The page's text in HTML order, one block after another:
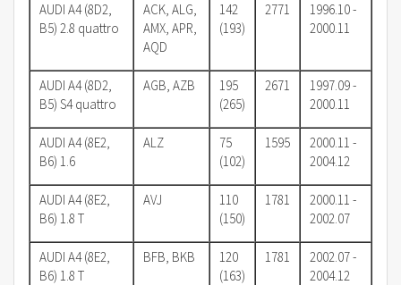
AUDI A4 (8D2,
B5) 2.8 quattro
ACK, ALG,
AMX, APR,
AQD
142
(193)
2771
1996.10 -
2000.11
AUDI A4 (8D2,
B5) S4 quattro
AGB, AZB
195
(265)
2671
1997.09 -
2000.11
AUDI A4 (8E2,
B6) 1.6
ALZ
75
(102)
1595
2000.11 -
2004.12
AUDI A4 (8E2,
B6) 1.8 T
AVJ
110
(150)
1781
2000.11 -
2002.07
AUDI A4 (8E2,
B6) 1.8 T
BFB, BKB
120
(163)
1781
2002.07 -
2004.12